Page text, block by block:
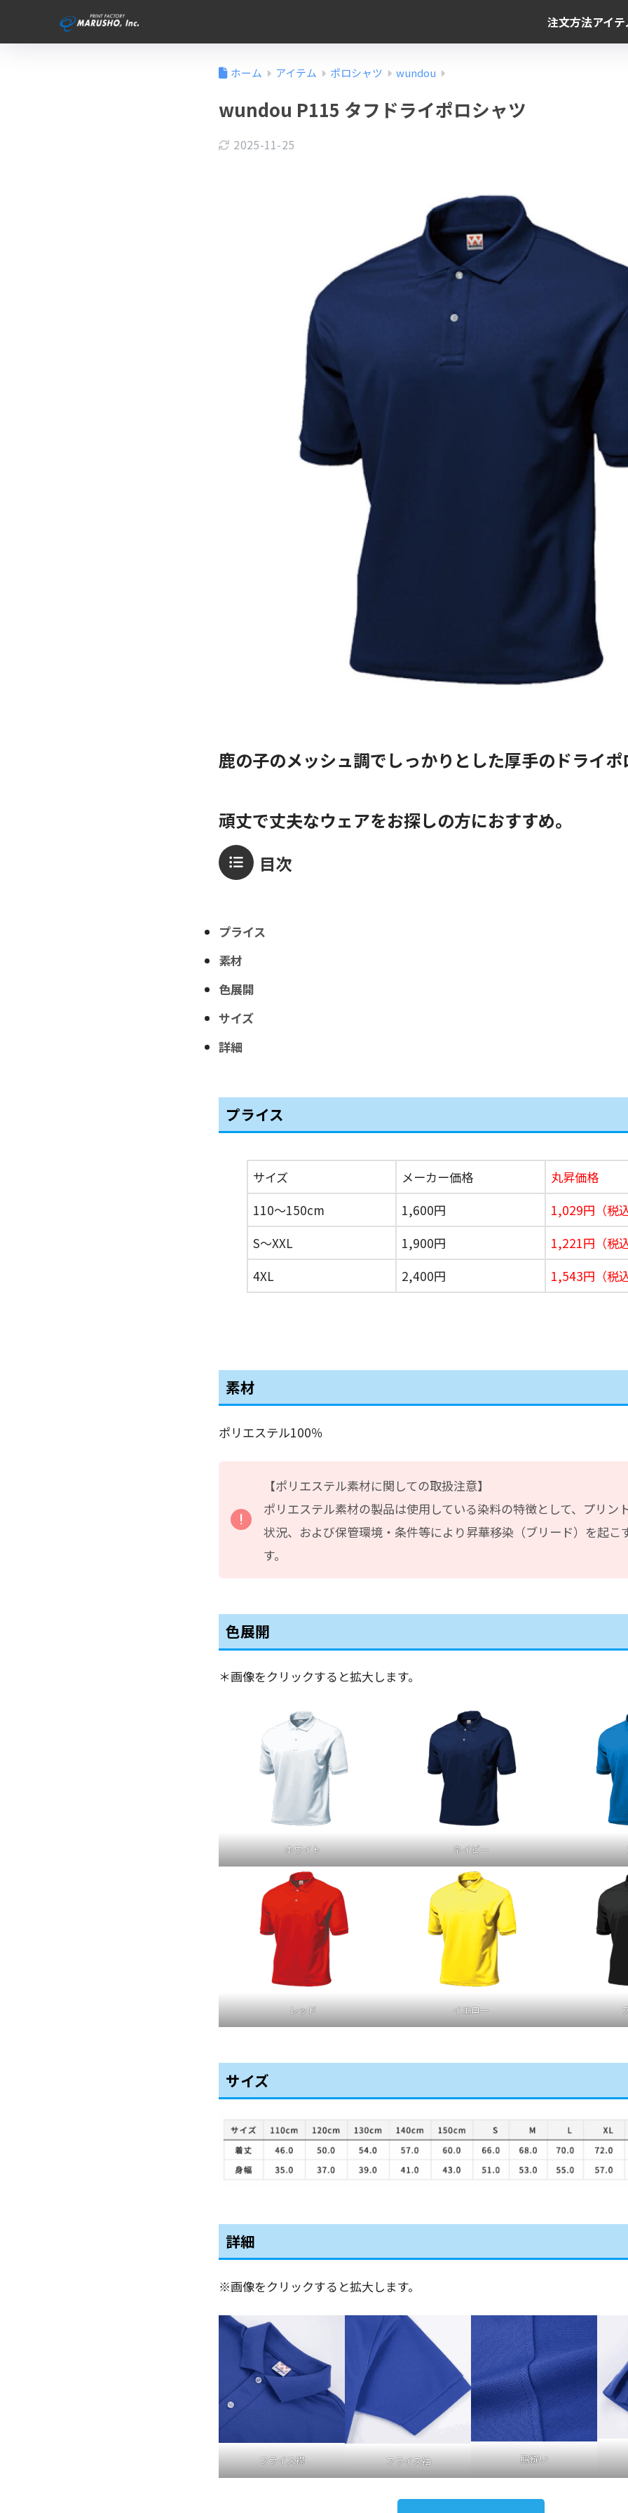
注文方法アイ
ホーム アイテム ポロシャツ wundou
wundou P115 タフドライポロシャツ
2025-11-25
鹿の子のメッシュ調でしっかりとした厚手のドライ
頑丈で丈夫なウェアをお探しの方におすすめ。
目次
プライス
素材
色展開
サイズ
詳細
プライス
サイズ メーカー価格
丸昇価格
110〜150cm
1,600円
1,029円（税
S〜XXL
1,900円
1,221円（税
4XL
2,400円 1,543円（税
素材
ポリエステル100％
【ポリエステル素材に関しての取扱注意】
ポリエステル素材の製品は使用している染料の特徴として、プリン
状況、および保管環境・条件等により昇華移染（ブリード）を起こ
す。
色展開
＊画像をクリックすると拡大します。
ホワイト ネイビー
レッド イエロー
サイズ
詳細
※画像をクリックすると拡大します。
フライス襟 フライス袖 脇縫い